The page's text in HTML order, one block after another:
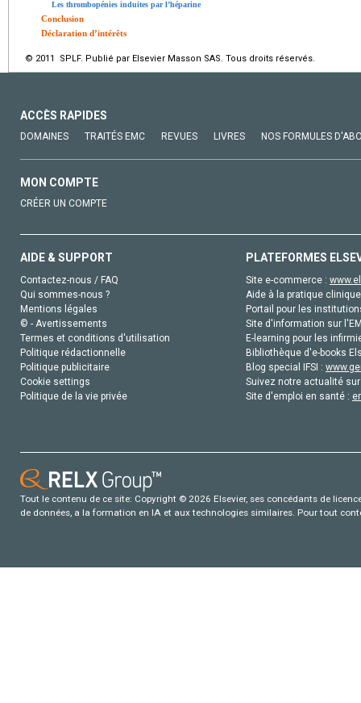
Les thrombopénies induites par l’héparine
Conclusion
Déclaration d’intérêts
© 2011 SPLF. Publié par Elsevier Masson SAS. Tous droits réservés.
ACCÈS RAPIDES
DOMAINES TRAITÉS EMC REVUES LIVRES NOS FORMULES
MON COMPTE
CRÉER UN COMPTE
AIDE & SUPPORT
Contactez-nous / FAQ
Qui sommes-nous ?
Mentions légales
© - Avertissements
Termes et conditions d'utilisation
Politique rédactionnelle
Politique publicitaire
Cookie settings
Politique de la vie privée
PLATEFORMES
Site e-commerce :
Aide à la pratique
Portail pour les
Site d'information sur
E-learning pour les
Bibliothèque d'e-books
Blog special IFSI :
Suivez notre actualité
Site d'emploi en santé :
Tout le contenu de ce site: Copyright © 2026 Elsevier, ses concédants de
de données, a la formation en IA et aux technologies similaires. Pour tout